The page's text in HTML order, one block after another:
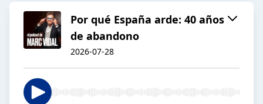
Por qué España arde: 40 años
de abandono
2026-07-28